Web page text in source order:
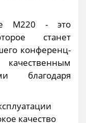
M220 - это
станет
конференц-
благодаря
качество